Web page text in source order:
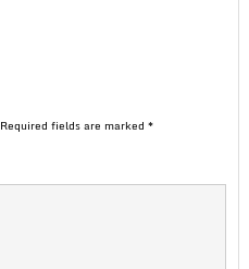
Required fields are marked *